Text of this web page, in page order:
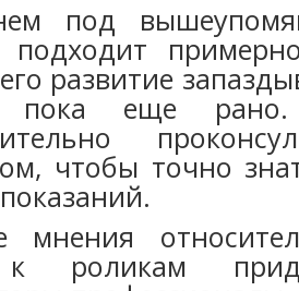
под
подходит
развитие
пока еще
чтобы точно
мнения
роликам